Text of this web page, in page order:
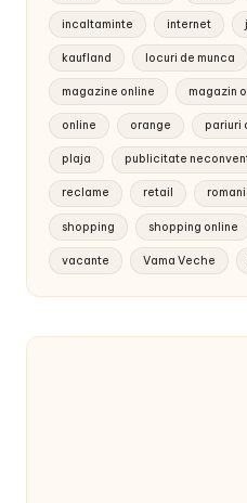
incaltaminte internet
kaufland locuri de munca
magazine online magazin
online orange pariuri
plaja publicitate
reclame retail
shopping shopping online
vacante Vama Veche